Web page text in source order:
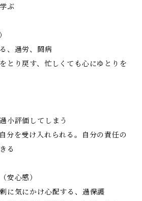
ぶ
、過労、闘病
とり戻す、忙しくても心にゆとりを
小評価してしまう
分を受け入れられる。自分の責任の
る
安心感）
に気にかけ心配する、過保護